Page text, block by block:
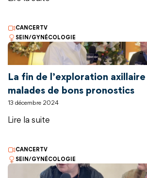
CANCERTV
SEIN/GYNÉCOLOGIE
La fin de l’exploration axillaire
malades de bons pronostics
13 décembre 2024
Lire la suite
CANCERTV
SEIN/GYNÉCOLOGIE